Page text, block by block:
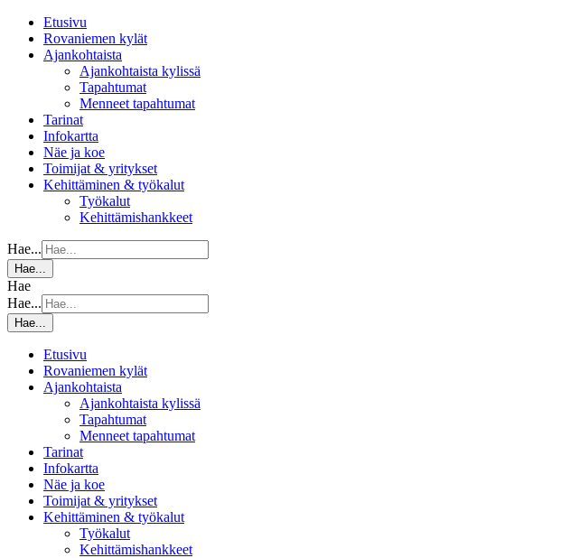
Etusivu
Rovaniemen kylät
Ajankohtaista
Ajankohtaista kylissä
Tapahtumat
Menneet tapahtumat
Tarinat
Infokartta
Näe ja koe
Toimijat & yritykset
Kehittäminen & työkalut
Työkalut
Kehittämishankkeet
Hae...
Hae...
Hae
Hae...
Hae...
Etusivu
Rovaniemen kylät
Ajankohtaista
Ajankohtaista kylissä
Tapahtumat
Menneet tapahtumat
Tarinat
Infokartta
Näe ja koe
Toimijat & yritykset
Kehittäminen & työkalut
Työkalut
Kehittämishankkeet